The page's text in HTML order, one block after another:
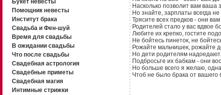
Букет невесты
Помощник невесты
Институт брака
Свадьба и Фен-шуй
Время для свадьбы
В ожидании свадьбы
Что после свадьбы
Свадебная астрология
Свадебные приметы
Свадебная магия
Интимные стрижки
Насколько позволит вам ваша
Но знайте, зарплаты всегда не
Трясите всех предков - они
Родителей стало у вас вдвое
Любите их крепко, гостите
Не бойтесь пинеток, не
Рожайте мальчишек, рожайте
Но дети родителям надоедают.
Подбросьте их бабкам - они
Но больше всего я желаю,
Чтоб не было брака от вашего